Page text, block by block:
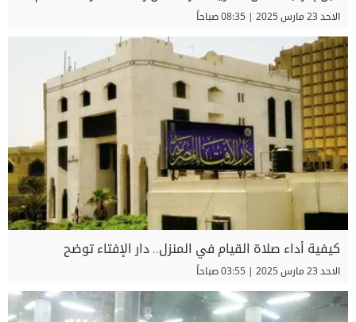
الاحد 23 مارس 2025 | 08:35 صباحاً
كيفية أداء صلاة القيام في المنزل.. دار الإفتاء توضح
الاحد 23 مارس 2025 | 03:55 صباحاً